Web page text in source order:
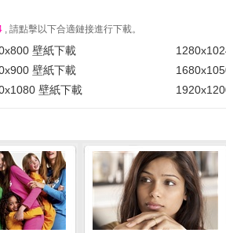
, 請點擊以下合適鏈接進行下載。
壁紙下載
壁紙下載
壁紙下載